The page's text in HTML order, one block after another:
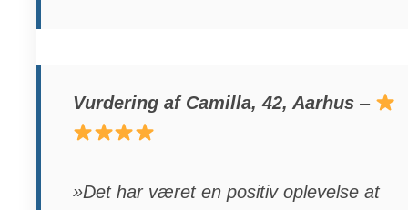
Vurdering af Camilla, 42, Aarhus –
»Det har været en positiv oplevelse at